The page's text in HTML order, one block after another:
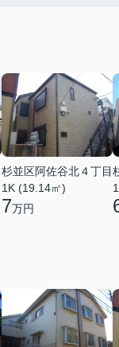
杉並区阿佐谷北４丁目
1K (19.14㎡)
7万円